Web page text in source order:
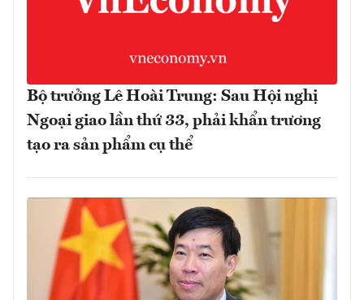
Bộ trưởng Lê Hoài Trung: Sau Hội nghị
Ngoại giao lần thứ 33, phải khẩn trương
tạo ra sản phẩm cụ thể